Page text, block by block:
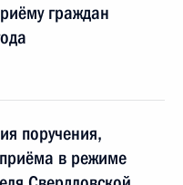
граждан
поручения,
в режиме